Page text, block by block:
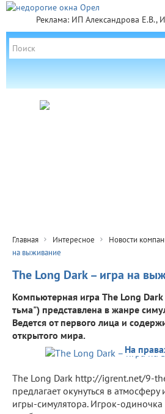
Реклама: ИП Александрова
Главная Интересное Новости
на выживание
The Long Dark – игра на
Компьютерная игра The Long
тьма") представлена в жанре
Ведется от первого лица и
открытого мира.
На
The Long Dark http://igrent.net/9-
предлагает окунуться в атмосферу
игры-симулятора. Игрок-